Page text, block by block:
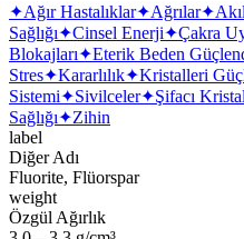
✦Ağır Hastalıklar✦Ağrılar✦Akıl
Sağlığı✦Cinsel Enerji✦Çakra
Blokajları✦Eterik Beden
Stres✦Kararlılık✦Kristalleri
Sistemi✦Sivilceler✦Şifacı
Sağlığı✦Zihin
label
Diğer Adı
Fluorite, Flüorspar
weight
Özgül Ağırlık